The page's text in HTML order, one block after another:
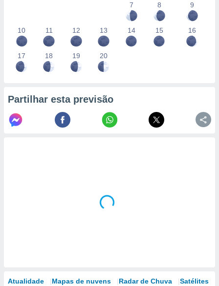
7
8 9
10 11 12 13 14 15 16
17 18 19 20
Partilhar esta previsão
Atualidade Mapas de nuvens Radar de Chuva Satélites